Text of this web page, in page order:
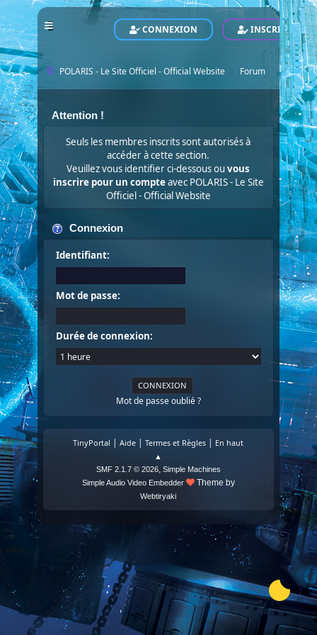
CONNEXION INSCRIVEZ-
POLARIS - Le Site Officiel - Official Website Forum
Attention !
Seuls les membres inscrits sont autorisés à
accéder à cette section.
Veuillez vous identifier ci-dessous ouvous
inscrire pour un compteavec POLARIS - Le Site
Officiel - Official Website
Connexion
Identifiant:
Mot de passe:
Durée de connexion:
Mot de passe oublié ?
TinyPortal |Aide |Termes et Règles | En haut
▲
SMF 2.1.7 © 2026, Simple Machines
Simple Audio Video Embedder
Theme by
Webtiryaki